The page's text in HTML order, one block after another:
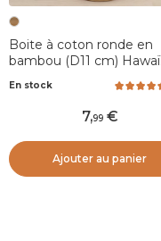
Boite à coton ronde en
bambou (D11 cm) Hawaï
En stock
7,99
Ajouter au panier